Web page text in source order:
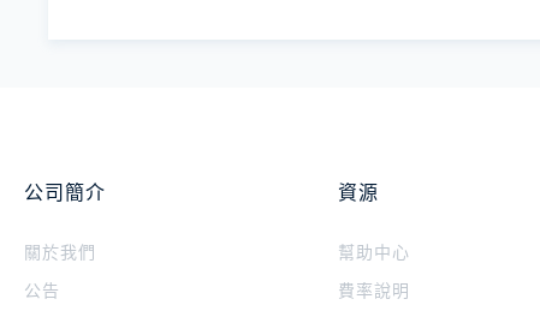
公司簡介
關於我們
公告
資源
幫助中心
費率說明